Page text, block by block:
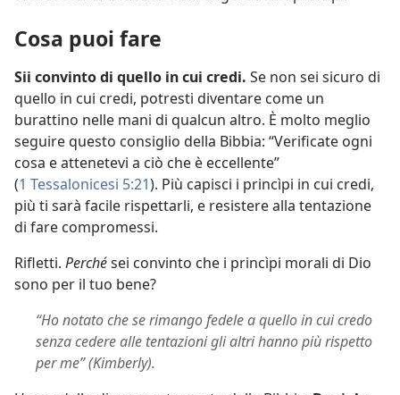
Cosa puoi fare
Sii convinto di quello in cui credi. Se non sei sicuro di
quello in cui credi, potresti diventare come un
burattino nelle mani di qualcun altro. È molto meglio
seguire questo consiglio della Bibbia: “Verificate ogni
cosa e attenetevi a ciò che è eccellente”
(1 Tessalonicesi 5:21). Più capisci i princìpi in cui credi,
più ti sarà facile rispettarli, e resistere alla tentazione
di fare compromessi.
Rifletti. Perchései convinto che i princìpi morali di Dio
sono per il tuo bene?
“Ho notato che se rimango fedele a quello in cui credo
senza cedere alle tentazioni gli altri hanno più rispetto
per me” (Kimberly).